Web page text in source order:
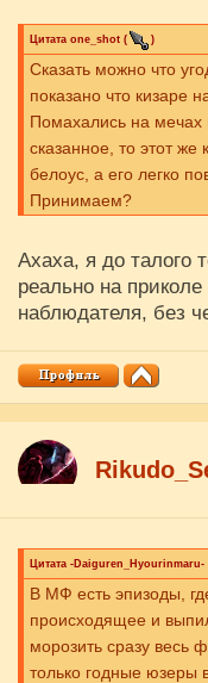
Цитата one_shot ( )
Сказать можно что
показано что кизаре
Помахались на
сказанное, то этот же
белоус, а его легко
Принимаем?
Ахаха, я до талого
реально на
наблюдателя, без
Цитата -Daiguren_Hyourinmaru-
В МФ есть эпизоды,
происходящее и
морозить сразу весь
только годные юзеры